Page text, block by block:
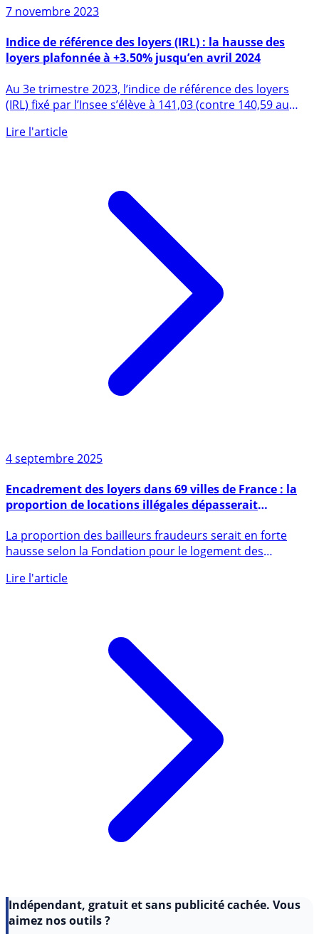
7 novembre 2023
loyers plafonnée à +3.50% jusqu’en avril 2024
Au 3e trimestre 2023, l’indice de référence des loyers
(IRL) fixé par l’Insee s’élève à 141,03 (contre 140,59 au
4 septembre 2025
proportion de locations illégales dépasserait
désormais les 30%
hausse selon la Fondation pour le logement des